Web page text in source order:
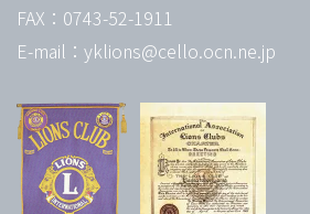
FAX：0743-52-1911
E-mail：yklions@cello.ocn.ne.jp